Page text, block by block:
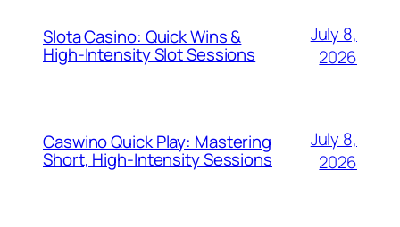
Slota Casino: Quick Wins &
High‑Intensity Slot Sessions
July 8,
2026
Caswino Quick Play: Mastering
Short, High‑Intensity Sessions
July 8,
2026